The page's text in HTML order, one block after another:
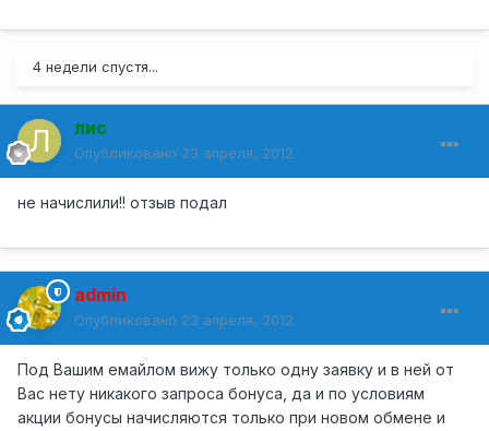
4 недели спустя...
лис
Опубликовано 23 апреля, 2012
не начислили!! отзыв подал
admin
Опубликовано 23 апреля, 2012
Под Вашим емайлом вижу только одну заявку и в ней от
Вас нету никакого запроса бонуса, да и по условиям
акции бонусы начисляются только при новом обмене и